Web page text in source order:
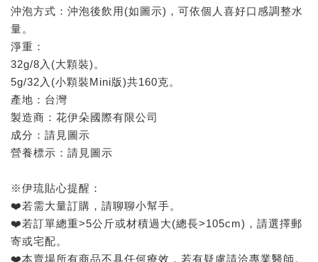
沖泡方式：沖泡後飲用(如圖示)，可依個人喜好口感調整水
量。
淨重：
32g/8入(大顆裝)。
5g/32入(小顆裝Mini版)共160克。
產地：台灣
製造商：花伊朵國際有限公司
成分：請見圖示
營養標示：請見圖示
※伊琉貼心提醒：
❤️若需大量訂購，請聊聊小幫手。
❤️若訂單總重>5公斤或材積過大(總長>105cm)，請選擇郵
寄或宅配。
❤️本賣場所有商品不具任何療效，若有疑慮請洽專業醫師。